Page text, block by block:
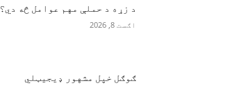
د زړه د حملې مهم عوامل څه دي؟
اګست 8, 2026
ګوګل خپل مشهور ډیجیټلي